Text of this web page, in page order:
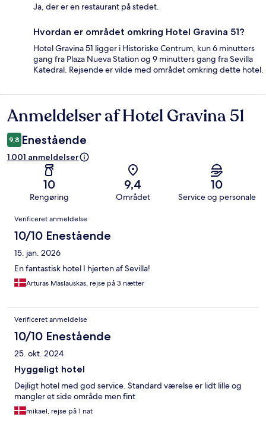
Ja, der er en restaurant på stedet.
Hvordan er området omkring Hotel Gravina 51?
Hotel Gravina 51 ligger i Historiske Centrum, kun 6 minutters
gang fra Plaza Nueva Station og 9 minutters gang fra Sevilla
Katedral. Rejsende er vilde med området omkring dette hotel.
Anmeldelser
Anmeldelser af Hotel Gravina 51
9,8 Enestående
1.001 anmeldelser
10
Rengøring
9,4
Området
10
Service og personale
Anmeldelser
Verificeret anmeldelse
10/10 Enestående
15. jan. 2026
En fantastisk hotel I hjerten af Sevilla!
Arturas Maslauskas, rejse på 3 nætter
Verificeret anmeldelse
10/10 Enestående
25. okt. 2024
Hyggeligt hotel
Dejligt hotel med god service. Standard værelse er lidt lille og
mangler et side område men fint
mikael, rejse på 1 nat